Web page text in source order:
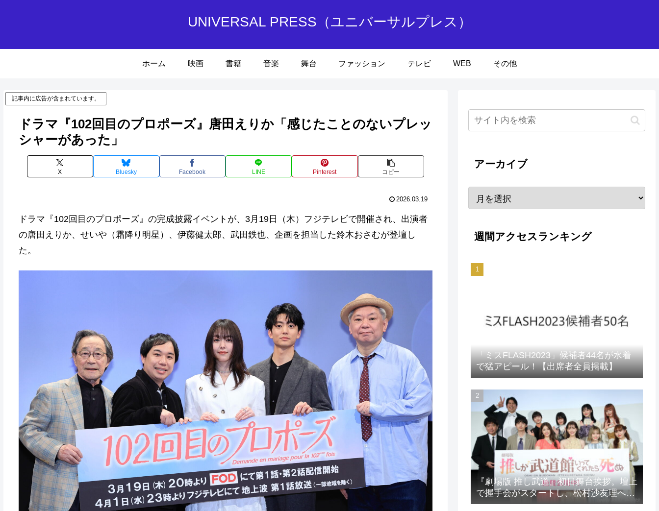
UNIVERSAL PRESS（ユニバーサルプレス）
ホーム 映画 書籍 音楽 舞台 ファッション テレビ WEB その他
記事内に広告が含まれています。
ドラマ『102回目のプロポーズ』唐田えりか「感じたことのないプレッ
シャーがあった」
X Bluesky Facebook LINE Pinterest コピー
2026.03.19
ドラマ『102回目のプロポーズ』の完成披露イベントが、3月19日（木）フジテレビで開催され、出演者
の唐田えりか、せいや（霜降り明星）、伊藤健太郎、武田鉄也、企画を担当した鈴木おさむが登壇し
た。
アーカイブ
週間アクセスランキング
「ミスFLASH2023」候補者44名が水着
で猛アピール！【出席者全員掲載】
『劇場版 推し武道』初日舞台挨拶。壇上
で握手会がスタートし、松村沙友理への
想いをアピール！？